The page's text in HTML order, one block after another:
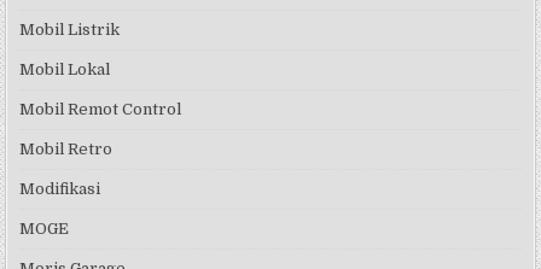
Mobil Listrik
Mobil Lokal
Mobil Remot Control
Mobil Retro
Modifikasi
MOGE